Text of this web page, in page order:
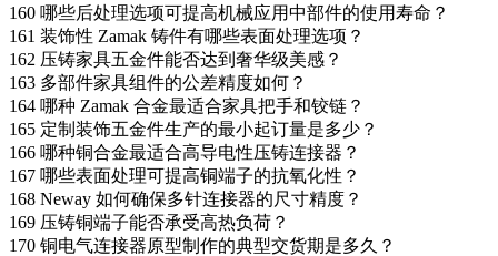
160 哪些后处理选项可提高机械应用中部件的使用寿命？
161 装饰性 Zamak 铸件有哪些表面处理选项？
162 压铸家具五金件能否达到奢华级美感？
163 多部件家具组件的公差精度如何？
164 哪种 Zamak 合金最适合家具把手和铰链？
165 定制装饰五金件生产的最小起订量是多少？
166 哪种铜合金最适合高导电性压铸连接器？
167 哪些表面处理可提高铜端子的抗氧化性？
168 Neway 如何确保多针连接器的尺寸精度？
169 压铸铜端子能否承受高热负荷？
170 铜电气连接器原型制作的典型交货期是多久？